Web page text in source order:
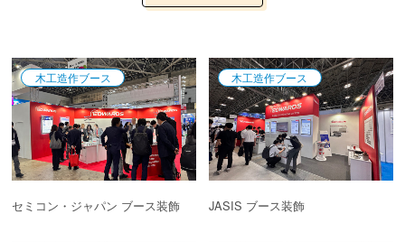
木工造作ブース
セミコン・ジャパン ブース装飾
木工造作ブース
JASIS ブース装飾